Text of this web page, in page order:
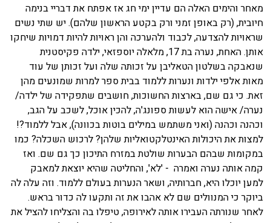
מאחר והימים האלה הם עדיין ימי חג אז אפתח את דבריי בנימה
חיובית, (רק באופן זמני ורק בקטע הראשון שלהם). יש שתי נשים
שראויות להצדעה, לכבוד ולהערכה והן ראויות להיות דמויות שיחקו
אותן. האחת, נערה בת 17, מלאלה יוספזאי, ילדה פקיסטנית
שנאבקה בשלטון הטאליבן על זכותה שלה ועל זכותן של עוד
מאות אלפי ילדות ונערות ללמוד בבית ספר למרות שמונעים מהן
זאת. כי גם שם, בארצות החשוכות, חושבים שתפקידה של ילדה/
נערה/ אישה הוא לעשות ספונג'ה, להכין אוכל, לשכב על הגב,
וכהנה וכהנה (ואני משתמש במילים בוטות בכוונה), אבל ללמוד?!
למצות את היכולות האינטלקטואליות שלהן? לרכוש השכלה? כמו
במקומות שבהם הבערות שולטת במזרח התיכון כך גם שם. ואז
קמה אותה נערה ואמרה - 'לא', והחליטה שהיא יוצאת למאבק
למען יוכלו היא, חברותיה, ושאר הנערות בעולם ללמוד. וזה עלה לה
ביוקר כי המנוולים שם לא אהבו את זה ותקעו לה כדור בראש.
לאחר שנורתה העבירו אותה לאירופה, טיפלו בה והצליחו להציל את